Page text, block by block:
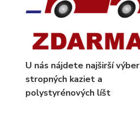
U nás nájdete najširší výber
stropných kaziet a
polystyrénových líšt